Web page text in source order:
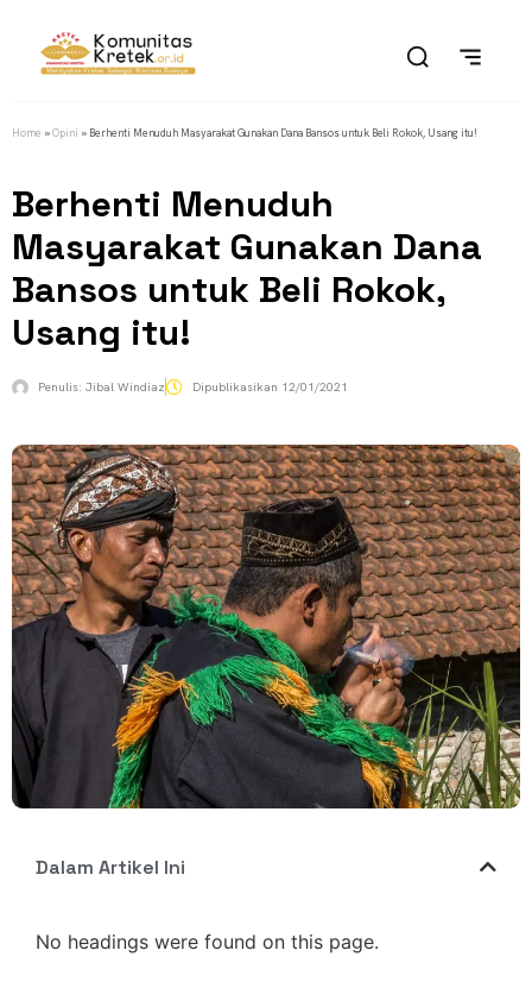
Home »Opini » Berhenti Menuduh Masyarakat Gunakan Dana Bansos untuk Beli Rokok, Usang itu!
Berhenti Menuduh
Masyarakat Gunakan Dana
Bansos untuk Beli Rokok,
Usang itu!
Penulis: Jibal Windiaz Dipublikasikan 12/01/2021
Dalam Artikel Ini
No headings were found on this page.